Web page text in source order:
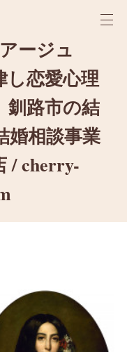
ージュ
し恋愛心理
釧路市の結
相談事業
/ cherry-